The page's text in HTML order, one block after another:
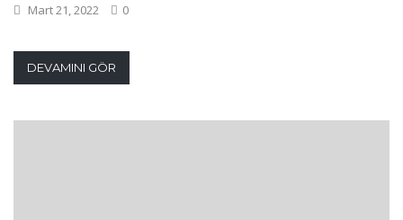
Mart 21, 2022 0
DEVAMINI GÖR